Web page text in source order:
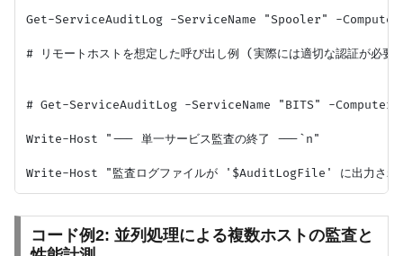
Get-ServiceAuditLog -ServiceName "Spooler" -
# リモートホストを想定した呼び出し例 (実際には適切な認証が必要
# Get-ServiceAuditLog -ServiceName "BITS" -
Write-Host "--- 単一サービス監査の終了 ---`n"
コード例2: 並列処理による複数ホストの監査と